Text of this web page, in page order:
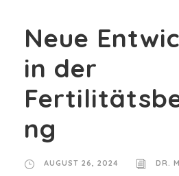
Neue
in der
ng
AUGUST 26, 2024
DR.